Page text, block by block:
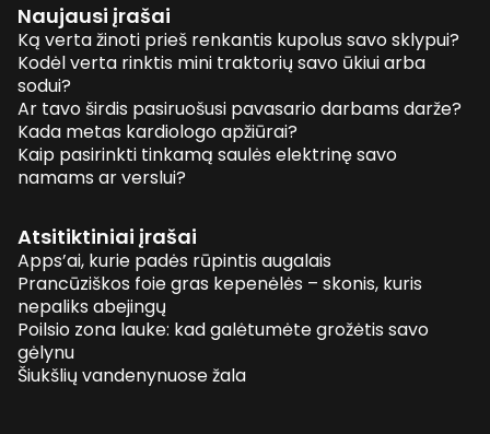
Naujausi įrašai
Ką verta žinoti prieš renkantis kupolus savo sklypui?
Kodėl verta rinktis mini traktorių savo ūkiui arba
sodui?
Ar tavo širdis pasiruošusi pavasario darbams darže?
Kada metas kardiologo apžiūrai?
Kaip pasirinkti tinkamą saulės elektrinę savo
namams ar verslui?
Atsitiktiniai įrašai
Apps’ai, kurie padės rūpintis augalais
Prancūziškos foie gras kepenėlės – skonis, kuris
nepaliks abejingų
Poilsio zona lauke: kad galėtumėte grožėtis savo
gėlynu
Šiukšlių vandenynuose žala